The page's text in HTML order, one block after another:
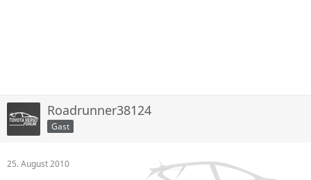
Roadrunner38124
Gast
25. August 2010